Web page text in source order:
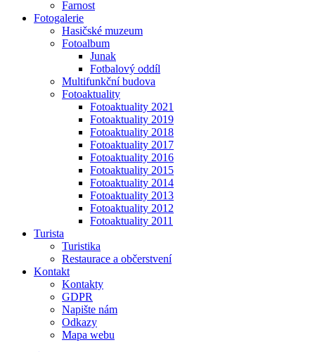
Farnost
Fotogalerie
Hasičské muzeum
Fotoalbum
Junak
Fotbalový oddíl
Multifunkční budova
Fotoaktuality
Fotoaktuality 2021
Fotoaktuality 2019
Fotoaktuality 2018
Fotoaktuality 2017
Fotoaktuality 2016
Fotoaktuality 2015
Fotoaktuality 2014
Fotoaktuality 2013
Fotoaktuality 2012
Fotoaktuality 2011
Turista
Turistika
Restaurace a občerstvení
Kontakt
Kontakty
GDPR
Napište nám
Odkazy
Mapa webu